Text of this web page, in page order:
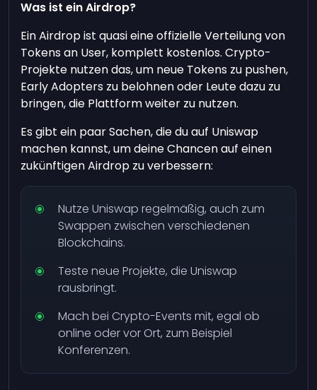
Was ist ein Airdrop?
Ein Airdrop ist quasi eine offizielle Verteilung von
Tokens an User, komplett kostenlos. Crypto-
Projekte nutzen das, um neue Tokens zu pushen,
Early Adopters zu belohnen oder Leute dazu zu
bringen, die Plattform weiter zu nutzen.
Es gibt ein paar Sachen, die du auf Uniswap
machen kannst, um deine Chancen auf einen
zukünftigen Airdrop zu verbessern:
Nutze Uniswap regelmäßig, auch zum
Swappen zwischen verschiedenen
Blockchains.
Teste neue Projekte, die Uniswap
rausbringt.
Mach bei Crypto-Events mit, egal ob
online oder vor Ort, zum Beispiel
Konferenzen.